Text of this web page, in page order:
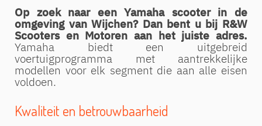
Op zoek naar een Yamaha scooter in de
omgeving van Wijchen? Dan bent u bij R&W
Scooters en Motoren aan het juiste adres.
Yamaha biedt een uitgebreid
voertuigprogramma met aantrekkelijke
modellen voor elk segment die aan alle eisen
voldoen.
Kwaliteit en betrouwbaarheid